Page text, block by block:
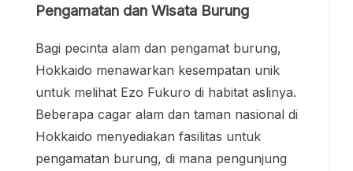
Pengamatan dan Wisata Burung
Bagi pecinta alam dan pengamat burung,
Hokkaido menawarkan kesempatan unik
untuk melihat Ezo Fukuro di habitat aslinya.
Beberapa cagar alam dan taman nasional di
Hokkaido menyediakan fasilitas untuk
pengamatan burung, di mana pengunjung